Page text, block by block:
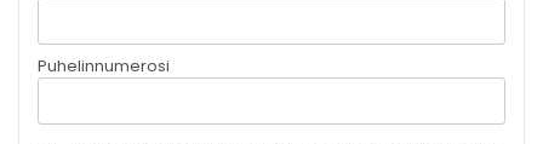
Puhelinnumerosi